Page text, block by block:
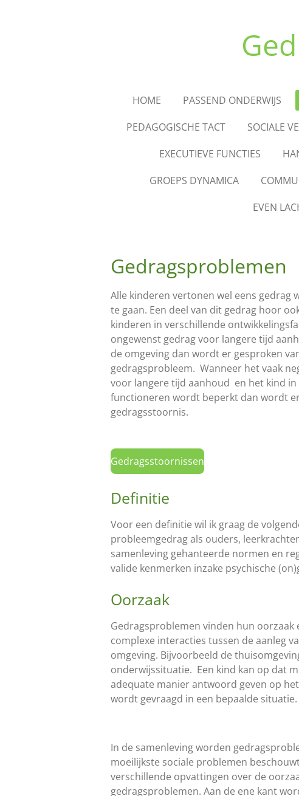
HOME PASSEND ONDERWIJS
PEDAGOGISCHE TACT
SOCIALE
EXECUTIEVE FUNCTIES
GROEPS DYNAMICA
EVEN
Gedragsproblemen
Alle kinderen vertonen wel eens gedrag
te gaan. Een deel van dit gedrag hoor
kinderen in verschillende
ongewenst gedrag voor langere tijd
de omgeving dan wordt er gesproken
gedragsprobleem. Wanneer het vaak
voor langere tijd aanhoud en het kind in
functioneren wordt beperkt dan wordt
gedragsstoornis.
Gedragsstoornissen
Definitie
Voor een definitie wil ik graag de
probleemgedrag als ouders,
samenleving gehanteerde normen en
valide kenmerken inzake psychische
Oorzaak
Gedragsproblemen vinden hun oorzaak
complexe interacties tussen de aanleg
omgeving. Bijvoorbeeld de
onderwijssituatie. Een kind kan op dat
adequate manier antwoord geven op
wordt gevraagd in een bepaalde situatie.
In de samenleving worden
moeilijkste sociale problemen
verschillende opvattingen over de
gedragsproblemen. Aan de ene kant